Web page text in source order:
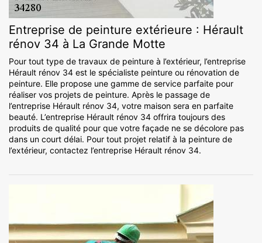
Entreprise de peinture extérieure : Hérault
rénov 34 à La Grande Motte
Pour tout type de travaux de peinture à l’extérieur, l’entreprise
Hérault rénov 34 est le spécialiste peinture ou rénovation de
peinture. Elle propose une gamme de service parfaite pour
réaliser vos projets de peinture. Après le passage de
l’entreprise Hérault rénov 34, votre maison sera en parfaite
beauté. L’entreprise Hérault rénov 34 offrira toujours des
produits de qualité pour que votre façade ne se décolore pas
dans un court délai. Pour tout projet relatif à la peinture de
l’extérieur, contactez l’entreprise Hérault rénov 34.